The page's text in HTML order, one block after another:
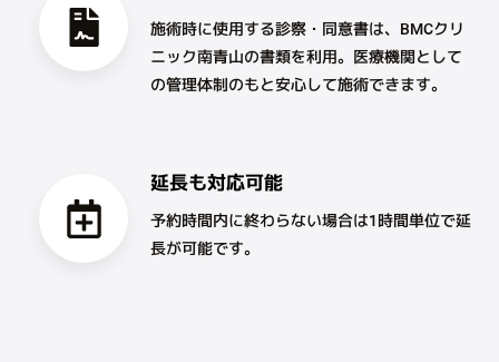
施術時に使用する診察・同意書は、BMCクリ
ニック南青山の書類を利用。医療機関として
の管理体制のもと安心して施術できます。
延長も対応可能
予約時間内に終わらない場合は1時間単位で延
長が可能です。